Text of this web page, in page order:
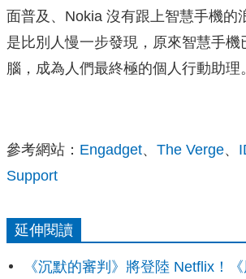
面普及、Nokia 沒有跟上智慧手機的
是比別人慢一步發現，原來智慧手機
腦，成為人們最終極的個人行動助理。
參考網站： Engadget、 The Verge、
Support
延伸閱讀
《沉默的審判》將登陸 Netflix！《